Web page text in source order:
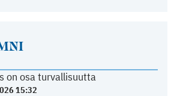
on osa turvallisuutta
15:32